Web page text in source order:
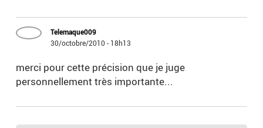
Telemaque009
30/octobre/2010 - 18h13
merci pour cette précision que je juge
personnellement très importante...